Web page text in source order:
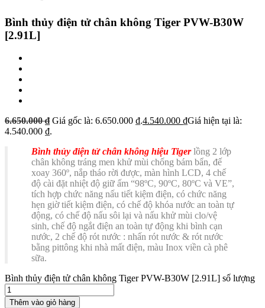
Bình thủy điện tử chân không Tiger PVW-B30W
[2.91L]
6.650.000₫ Giá gốc là: 6.650.000 ₫.4.540.000 ₫Giá hiện tại là:
4.540.000 ₫.
Bình thủy điện tử chân không hiệu Tiger lồng 2 lớp
chân không tráng men khử mùi chống bám bẩn, đế
xoay 360º, nắp tháo rời được, màn hình LCD, 4 chế
độ cài đặt nhiệt độ giữ ấm “98ºC, 90ºC, 80ºC và VE”,
tích hợp chức năng nấu tiết kiệm điện, có chức năng
hẹn giờ tiết kiệm điện, có chế độ khóa nước an toàn tự
động, có chế độ nấu sôi lại và nấu khử mùi clo/vệ
sinh, chế độ ngắt điện an toàn tự động khi bình cạn
nước, 2 chế độ rót nước : nhấn rót nước & rót nước
bằng pittông khi nhà mất điện, màu Inox viền cà phê
sữa.
Bình thủy điện tử chân không Tiger PVW-B30W [2.91L] số lượng
Thêm vào giỏ hàng